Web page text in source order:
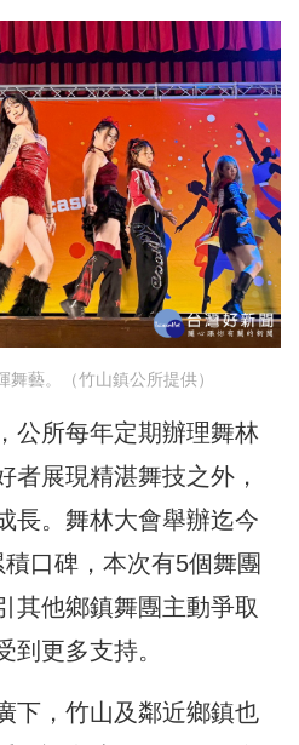
藝。（竹山鎮公所提供）
公所每年定期辦理舞林
者展現精湛舞技之外，
長。舞林大會舉辦迄今
口碑，本次有5個舞團
其他鄉鎮舞團主動爭取
到更多支持。
下，竹山及鄰近鄉鎮也